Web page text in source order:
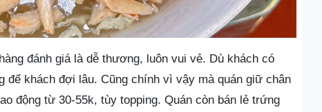
đánh giá là dễ thương, luôn vui vẻ. Dù khách có
để khách đợi lâu. Cũng chính vì vậy mà quán giữ chân
động từ 30-55k, tùy topping. Quán còn bán lẻ trứng